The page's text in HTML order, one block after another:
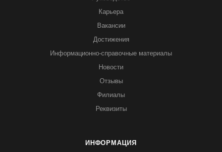
Карьера
Вакансии
Достижения
Информационно-справочные материалы
Новости
Отзывы
Филиалы
Реквизиты
ИНФОРМАЦИЯ